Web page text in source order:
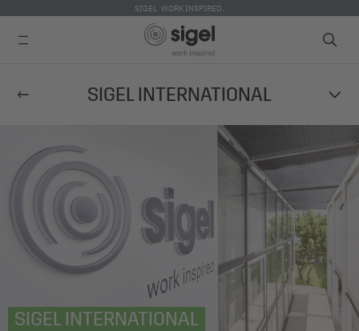
zum
SIGEL. WORK INSPIRED.
SIGEL INTERNATIONAL
SIGEL INTERNATIONAL